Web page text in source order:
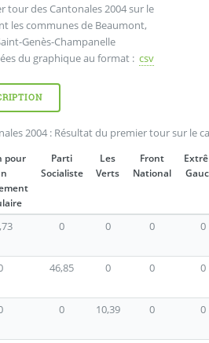
tour des Cantonales 2004 sur le
les communes de Beaumont,
Genès-Champanelle
csv
2004 : Résultat du premier tour sur le
pour
Parti
Socialiste
Les
Verts
Front
National
0 0 0 0
46,85 0 0 0
0 10,39 0 0